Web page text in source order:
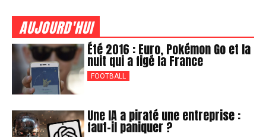
AUJOURD'HUI
Été 2016 : Euro, Pokémon Go et la
nuit qui a figé la France
FOOTBALL
Une IA a piraté une entreprise :
faut-il paniquer ?